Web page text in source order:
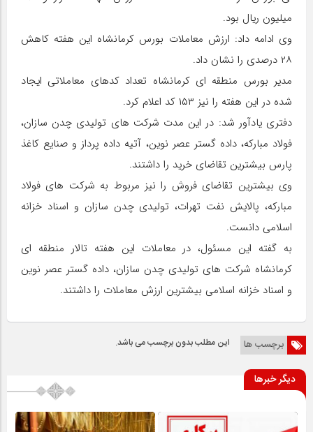
میلیون ریال بود.
وی ادامه داد: ارزش معاملات بورس کرمانشاه این هفته کاهش
۲۸ درصدی را نشان داد.
مدیر بورس منطقه ای کرمانشاه تعداد کدهای معاملاتی ایجاد
شده در این هفته را نیز ۱۵۳ کد اعلام کرد.
دفتری یادآور شد: در این مدت شرکت های تولیدی چدن سازان،
فولاد مبارکه، داده گستر عصر نوین، آتیه داده پرداز و صنایع کاغذ
پارس بیشترین تقاضای خرید را داشتند.
وی بیشترین تقاضای فروش را نیز مربوط به شرکت های فولاد
مبارکه، پالایش نفت تهرات، تولیدی چدن سازان و اسناد خزانه
اسلامی دانست.
به گفته این مسئول، در معاملات این هفته تالار منطقه ای
کرمانشاه شرکت های تولیدی چدن سازان، داده گستر عصر نوین
و اسناد خزانه اسلامی بیشترین ارزش معاملات را داشتند.
برچسب ها این مطلب بدون برچسب می باشد.
دیگر خبرها